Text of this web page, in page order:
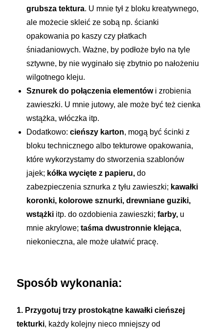
grubsza tektura. U mnie tył z bloku kreatywnego,
ale możecie skleić ze sobą np. ścianki
opakowania po kaszy czy płatkach
śniadaniowych. Ważne, by podłoże było na tyle
sztywne, by nie wyginało się zbytnio po nałożeniu
wilgotnego kleju.
Sznurek do połączenia elementówi zrobienia
zawieszki. U mnie jutowy, ale może być też cienka
wstążka, włóczka itp.
Dodatkowo:cieńszy karton, mogą być ścinki z
bloku technicznego albo tekturowe opakowania,
które wykorzystamy do stworzenia szablonów
jajek; kółka wycięte z papieru, do
zabezpieczenia sznurka z tyłu zawieszki; kawałki
koronki, kolorowe sznurki, drewniane guziki,
wstążki itp. do ozdobienia zawieszki;farby, u
mnie akrylowe;taśma dwustronnie klejąca,
niekonieczna, ale może ułatwić pracę.
Sposób wykonania:
1. Przygotuj trzy prostokątne kawałki cieńszej
tekturki, każdy kolejny nieco mniejszy od